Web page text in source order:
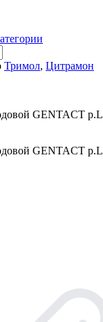
Тримол, Цитрамон
GENTACT р.L
GENTACT р.L